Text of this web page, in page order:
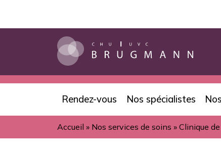
Navigation
principale
Rendez-vous Nos spécialistes
Fil
Accueil Nos services de soins Clinique